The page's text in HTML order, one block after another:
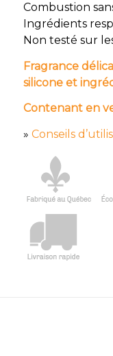
Combustion
Ingrédients
Non testé sur
Fragrance
silicone et
Contenant en
» Conseils